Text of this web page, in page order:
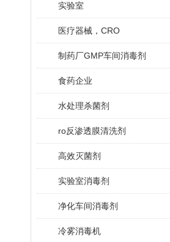
实验室
医疗器械，CRO
制药厂GMP车间消毒剂
食药企业
水处理杀菌剂
ro反渗透膜清洗剂
高效灭菌剂
实验室消毒剂
净化车间消毒剂
冷雾消毒机